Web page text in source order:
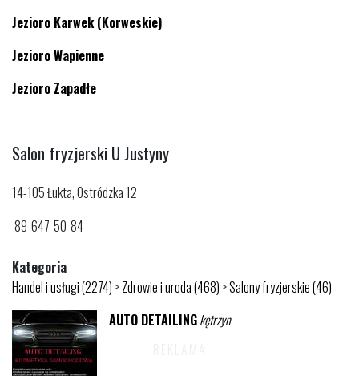
Jezioro Karwek (Korweskie)
Jezioro Wapienne
Jezioro Zapadłe
Salon fryzjerski U Justyny
14-105 Łukta, Ostródzka 12
89-647-50-84
Kategoria
Handel i usługi (2274) >Zdrowie i uroda (468) >Salony fryzjerskie (46)
AUTO DETAILINGkętrzyn